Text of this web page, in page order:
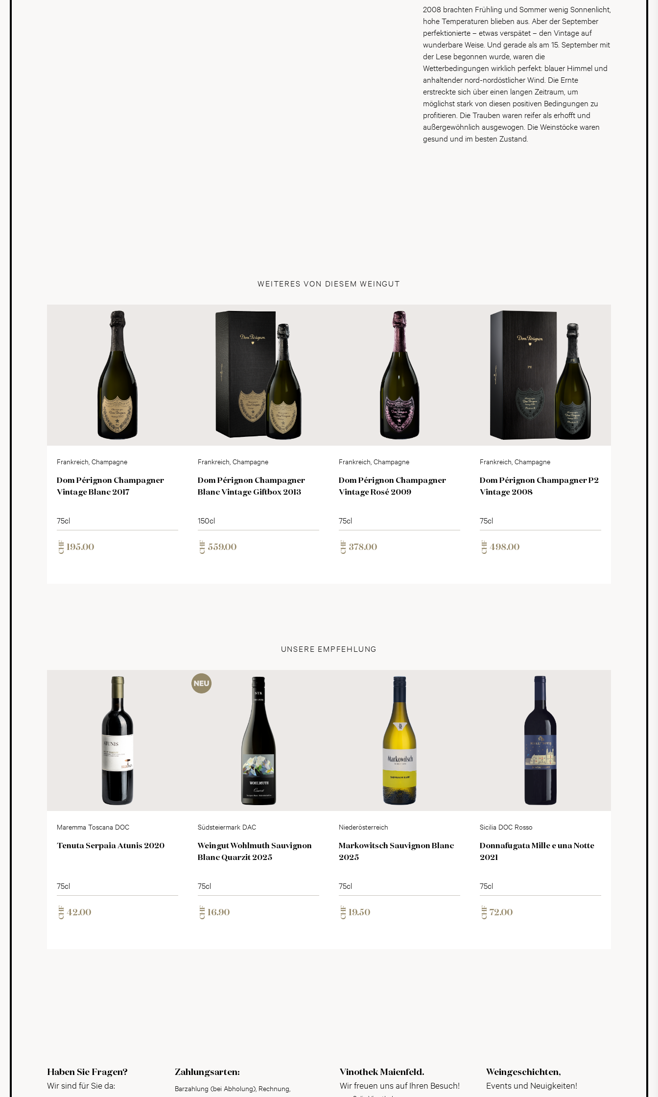
betrachtet die Entwicklung eines Champagners als
fortlaufende Reise, die verschiedene Reifestufen
durchläuft. Nach Jahren auf der Hefe erreicht der
Champagner bestimmte Höhepunkte seiner
Entwicklung, die als P1, P2 und P3 bezeichnet werden.
Jede dieser Plénitudes offenbart neue Facetten, mehr
Tiefe, zusätzliche Energie und eine noch grössere
aromatische Komplexität. Heute gilt Dom Pérignon
weltweit als Symbol für Luxus, Raffinesse und
aussergewöhnliche Genussmomente. Ob als Geschenk,
für besondere Feierlichkeiten oder als begehrtes
Sammlerstück – jede Flasche verkörpert die Vision eines
2008 brachten Frühling und Sommer wenig Sonnenlicht,
hohe Temperaturen blieben aus. Aber der September
perfektionierte – etwas verspätet – den Vintage auf
wunderbare Weise. Und gerade als am 15. September mit
der Lese begonnen wurde, waren die
Wetterbedingungen wirklich perfekt: blauer Himmel und
anhaltender nord-nordöstlicher Wind. Die Ernte
erstreckte sich über einen langen Zeitraum, um
möglichst stark von diesen positiven Bedingungen zu
profitieren. Die Trauben waren reifer als erhofft und
außergewöhnlich ausgewogen. Die Weinstöcke waren
gesund und im besten Zustand.
WEITERES VON DIESEM WEINGUT
Frankreich, Champagne
Dom Pérignon Champagner
Vintage Blanc 2017
75cl
CHF 195.00
Frankreich, Champagne
Dom Pérignon Champagner
Blanc Vintage Giftbox 2013
150cl
CHF 559.00
Frankreich, Champagne
Dom Pérignon Champagner
Vintage Rosé 2009
75cl
CHF 378.00
Frankreich, Champagne
Dom Pérignon Champagner P2
Vintage 2008
75cl
CHF 498.00
UNSERE EMPFEHLUNG
Maremma Toscana DOC
Tenuta Serpaia Atunis 2020
75cl
CHF 42.00
Südsteiermark DAC
Weingut Wohlmuth Sauvignon
Blanc Quarzit 2025
75cl
CHF 16.90
Niederösterreich
Markowitsch Sauvignon Blanc
2025
75cl
CHF 19.50
Sicilia DOC Rosso
Donnafugata Mille e una Notte
2021
75cl
CHF 72.00
Haben Sie Fragen?
Wir sind für Sie da:
Zahlungsarten:
Barzahlung (bei Abholung), Rechnung,
Vinothek Maienfeld.
Wir freuen uns auf Ihren Besuch!
Weingeschichten,
Events und Neuigkeiten!